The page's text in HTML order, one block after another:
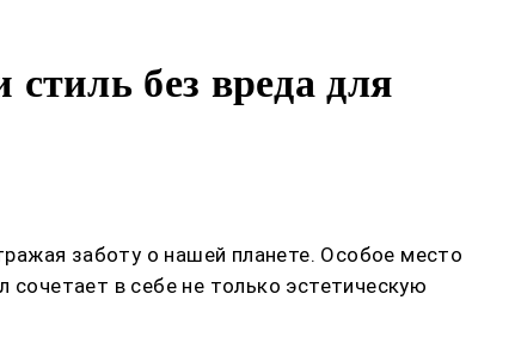
без вреда для
заботу о нашей планете. Особое место
в себе не только эстетическую